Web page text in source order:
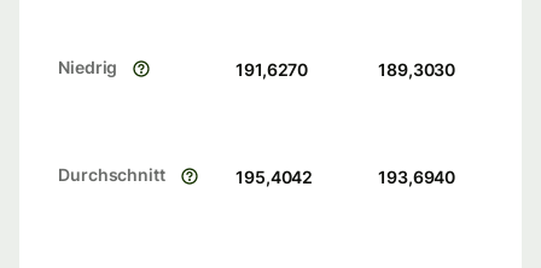
Niedrig 191,6270 189,3030
Durchschnitt 195,4042 193,6940